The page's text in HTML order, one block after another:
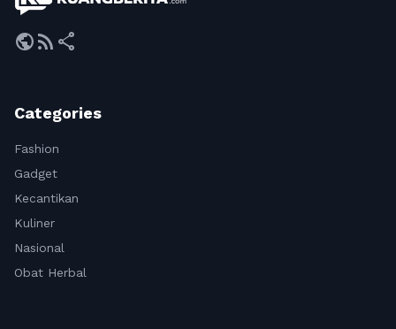
publicrss_feed share
Categories
Fashion
Gadget
Kecantikan
Kuliner
Nasional
Obat Herbal